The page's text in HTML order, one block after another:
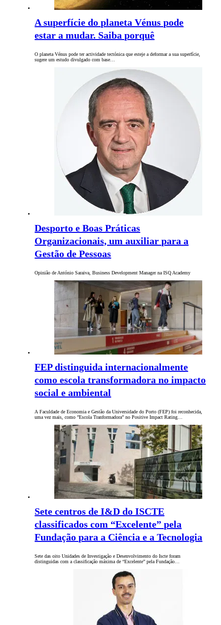
A superfície do planeta Vénus pode
estar a mudar. Saiba porquê
O planeta Vénus pode ter actividade tectónica que esteje a deformar a sua superfície,
sugere um estudo divulgado com base…
Desporto e Boas Práticas
Organizacionais, um auxiliar para a
Gestão de Pessoas
Opinião de António Saraiva, Business Development Manager na ISQ Academy
FEP distinguida internacionalmente
como escola transformadora no impacto
social e ambiental
A Faculdade de Economia e Gestão da Universidade do Porto (FEP) foi reconhecida,
uma vez mais, como ”Escola Tranformadora” no Positive Impact Rating…
Sete centros de I&D do ISCTE
classificados com “Excelente” pela
Fundação para a Ciência e a Tecnologia
Sete das oito Unidades de Investigação e Desenvolvimento do Iscte foram
distinguidas com a classificação máxima de “Excelente” pela Fundação…